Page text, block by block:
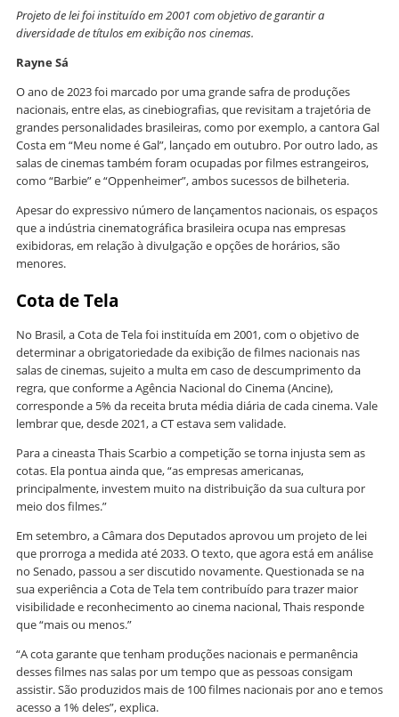
Projeto de lei foi instituído em 2001 com objetivo de garantir a
diversidade de títulos em exibição nos cinemas.
Rayne Sá
O ano de 2023 foi marcado por uma grande safra de produções
nacionais, entre elas, as cinebiografias, que revisitam a trajetória de
grandes personalidades brasileiras, como por exemplo, a cantora Gal
Costa em “Meu nome é Gal”, lançado em outubro. Por outro lado, as
salas de cinemas também foram ocupadas por filmes estrangeiros,
como “Barbie” e “Oppenheimer”, ambos sucessos de bilheteria.
Apesar do expressivo número de lançamentos nacionais, os espaços
que a indústria cinematográfica brasileira ocupa nas empresas
exibidoras, em relação à divulgação e opções de horários, são
menores.
Cota de Tela
No Brasil, a Cota de Tela foi instituída em 2001, com o objetivo de
determinar a obrigatoriedade da exibição de filmes nacionais nas
salas de cinemas, sujeito a multa em caso de descumprimento da
regra, que conforme a Agência Nacional do Cinema (Ancine),
corresponde a 5% da receita bruta média diária de cada cinema. Vale
lembrar que, desde 2021, a CT estava sem validade.
Para a cineasta Thais Scarbio a competição se torna injusta sem as
cotas. Ela pontua ainda que, “as empresas americanas,
principalmente, investem muito na distribuição da sua cultura por
meio dos filmes.”
Em setembro, a Câmara dos Deputados aprovou um projeto de lei
que prorroga a medida até 2033. O texto, que agora está em análise
no Senado, passou a ser discutido novamente. Questionada se na
sua experiência a Cota de Tela tem contribuído para trazer maior
visibilidade e reconhecimento ao cinema nacional, Thais responde
que “mais ou menos.”
“A cota garante que tenham produções nacionais e permanência
desses filmes nas salas por um tempo que as pessoas consigam
assistir. São produzidos mais de 100 filmes nacionais por ano e temos
acesso a 1% deles”, explica.